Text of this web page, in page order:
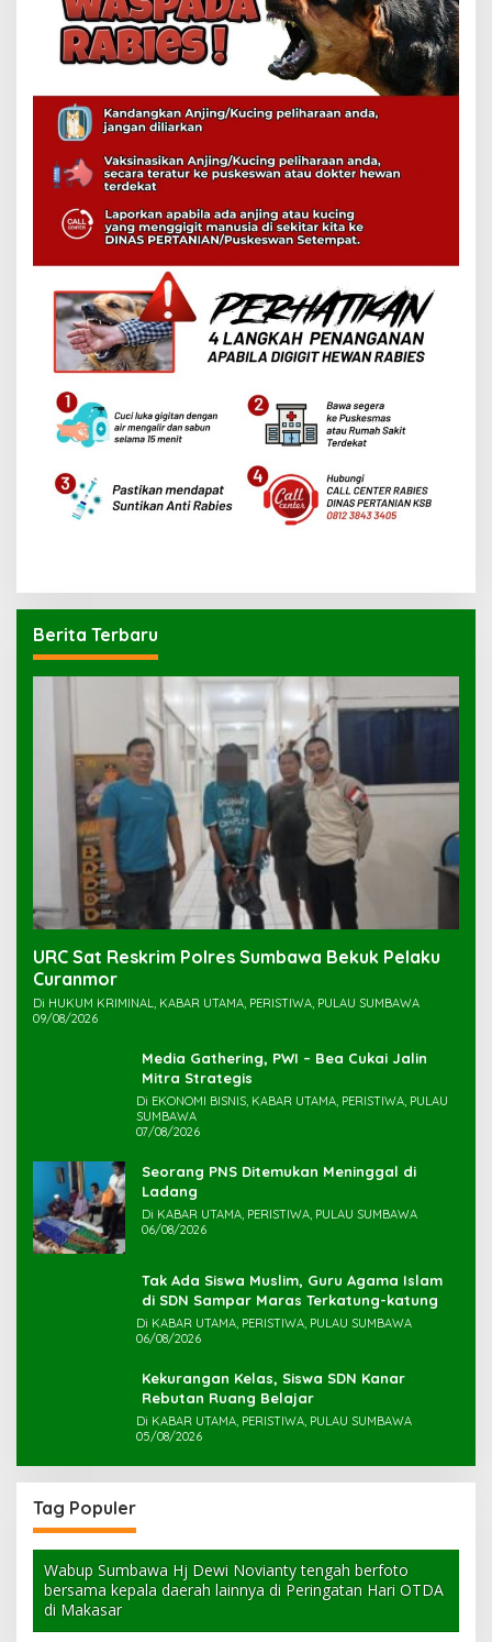
Berita Terbaru
URC Sat Reskrim Polres Sumbawa Bekuk Pelaku
Di HUKUM KRIMINAL, KABAR UTAMA, PERISTIWA, PULAU SUMBAWA
09/08/2026
Media Gathering, PWI – Bea Cukai Jalin
Mitra Strategis
Di EKONOMI BISNIS, KABAR UTAMA, PERISTIWA, PULAU
SUMBAWA
07/08/2026
Seorang PNS Ditemukan Meninggal di
Ladang
Di KABAR UTAMA, PERISTIWA, PULAU SUMBAWA
06/08/2026
Tak Ada Siswa Muslim, Guru Agama Islam
di SDN Sampar Maras Terkatung-katung ‎
Di KABAR UTAMA, PERISTIWA, PULAU SUMBAWA
06/08/2026
Kekurangan Kelas, Siswa SDN Kanar
Rebutan Ruang Belajar
Di KABAR UTAMA, PERISTIWA, PULAU SUMBAWA
05/08/2026
Tag Populer
Wabup Sumbawa Hj Dewi Novianty tengah berfoto
bersama kepala daerah lainnya di Peringatan Hari OTDA
di Makasar